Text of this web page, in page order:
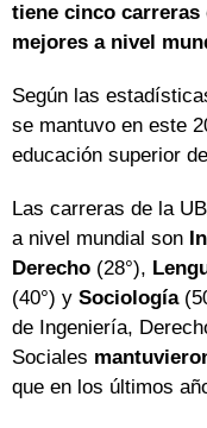
tiene cinco carreras
mejores a nivel
Según las
se mantuvo en este
educación superior
Las carreras de la
a nivel mundial son
Derecho (28°),
(40°) y Sociología
de Ingeniería,
Sociales
que en los últimos